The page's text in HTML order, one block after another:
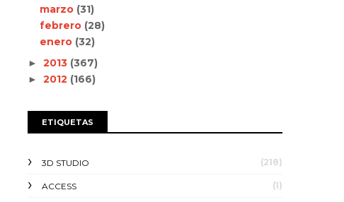
marzo (31)
febrero (28)
enero (32)
► 2013 (367)
► 2012 (166)
ETIQUETAS
3D STUDIO (218)
ACCESS (1)